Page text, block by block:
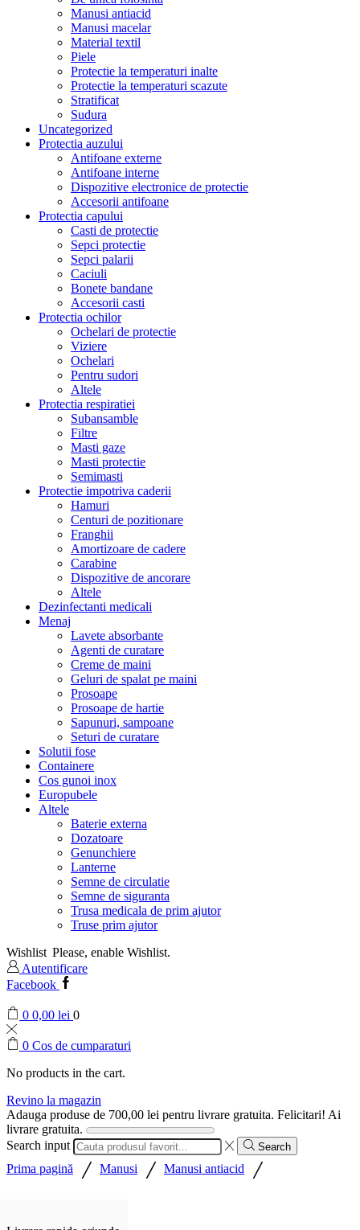
Manusi antiacid
Manusi macelar
Material textil
Piele
Protectie la temperaturi inalte
Protectie la temperaturi scazute
Stratificat
Sudura
Uncategorized
Protectia auzului
Antifoane externe
Antifoane interne
Dispozitive electronice de protectie
Accesorii antifoane
Protectia capului
Casti de protectie
Sepci protectie
Sepci palarii
Caciuli
Bonete bandane
Accesorii casti
Protectia ochilor
Ochelari de protectie
Viziere
Ochelari
Pentru sudori
Altele
Protectia respiratiei
Subansamble
Filtre
Masti gaze
Masti protectie
Semimasti
Protectie impotriva caderii
Hamuri
Centuri de pozitionare
Franghii
Amortizoare de cadere
Carabine
Dispozitive de ancorare
Altele
Dezinfectanti medicali
Menaj
Lavete absorbante
Agenti de curatare
Creme de maini
Geluri de spalat pe maini
Prosoape
Prosoape de hartie
Sapunuri, sampoane
Seturi de curatare
Solutii fose
Containere
Cos gunoi inox
Europubele
Altele
Baterie externa
Dozatoare
Genunchiere
Lanterne
Semne de circulatie
Semne de siguranta
Trusa medicala de prim ajutor
Truse prim ajutor
Wishlist Please, enable Wishlist.
Autentificare
Facebook
0 0,00 lei 0
0 Cos de cumparaturi
No products in the cart.
Revino la magazin
Adauga produse de 700,00 lei pentru livrare gratuita. Felicitari! Ai
livrare gratuita.
Search input
Search
Prima pagină / Manusi / Manusi antiacid /